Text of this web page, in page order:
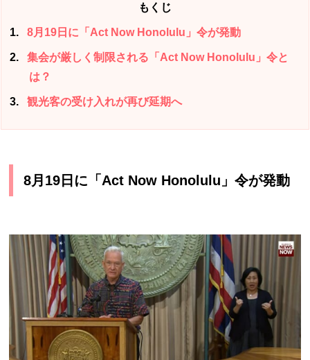
もくじ
1 8月19日に「Act Now Honolulu」令が発動
2
集会が厳しく制限される「Act Now Honolulu」令と
は？
3 観光客の受け入れが再び延期へ
8月19日に「Act Now Honolulu」令が発動